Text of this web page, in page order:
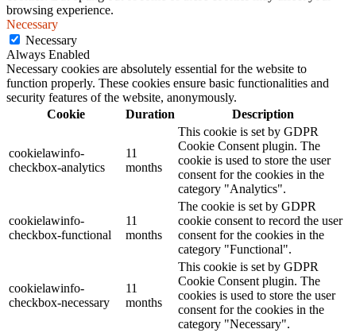
browsing experience.
Necessary
Necessary
Always Enabled
Necessary cookies are absolutely essential for the website to
function properly. These cookies ensure basic functionalities and
security features of the website, anonymously.
Cookie
Duration Description
cookielawinfo-
checkbox-analytics
11
months
This cookie is set by GDPR
Cookie Consent plugin. The
cookie is used to store the user
consent for the cookies in the
category "Analytics".
cookielawinfo-
checkbox-functional
11
months
The cookie is set by GDPR
cookie consent to record the user
consent for the cookies in the
category "Functional".
cookielawinfo-
checkbox-necessary
11
months
This cookie is set by GDPR
Cookie Consent plugin. The
cookies is used to store the user
consent for the cookies in the
category "Necessary".